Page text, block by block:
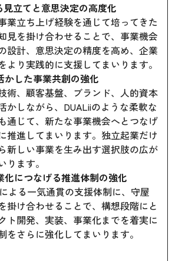
立てと意思決定の高度化
業立ち上げ経験を通じて培ってきた
見を掛け合わせることで、事業機会
設計、意思決定の精度を高め、企業
より実践的に支援してまいります。
かした事業共創の強化
術、顧客基盤、ブランド、人的資本
かしながら、DUALiiのような柔軟な
通じて、新たな事業機会へとつなげ
推進してまいります。独立起業だけ
新しい事業を生み出す選択肢の広が
ります。
化につなげる推進体制の強化
よる一気通貫の支援体制に、守屋
掛け合わせることで、構想段階にと
ト開発、実装、事業化までを着実に
をさらに強化してまいります。